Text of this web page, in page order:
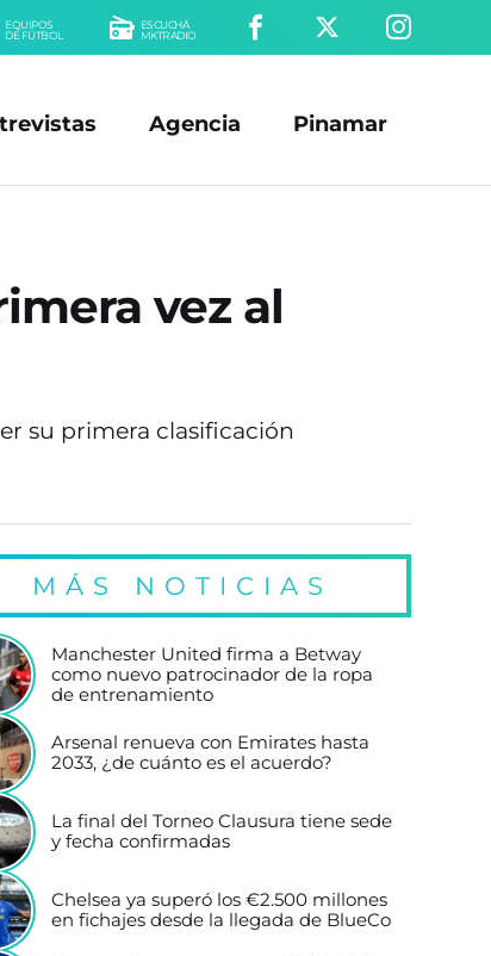
EQUIPOS
DE FÚTBOL
ESCUCHÁ
MKTRADIO
Agencia Pinamar
vez al
su primera clasificación
MÁS NOTICIAS
Manchester United firma a Betway
como nuevo patrocinador de la ropa
de entrenamiento
Arsenal renueva con Emirates hasta
2033, ¿de cuánto es el acuerdo?
La final del Torneo Clausura tiene sede
y fecha confirmadas
Chelsea ya superó los €2.500 millones
en fichajes desde la llegada de BlueCo